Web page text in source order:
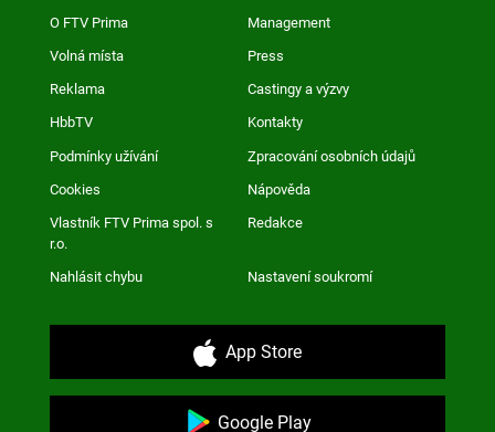
O FTV Prima Management
Volná místa Press
Reklama Castingy a výzvy
HbbTV Kontakty
Podmínky užívání Zpracování osobních údajů
Cookies Nápověda
Vlastník FTV Prima spol. s
r.o.
Redakce
Nahlásit chybu Nastavení soukromí
App Store
Google Play